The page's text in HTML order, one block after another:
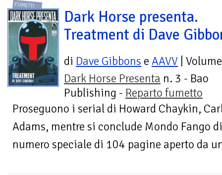
FUMETTI
Dark Horse presenta.
Treatment di Dave
di Dave Gibbons e AAVV | Volume
Dark Horse Presenta n. 3 - Bao
Publishing - Reparto fumetto
Proseguono i serial di Howard Chaykin,
Adams, mentre si conclude Mondo Fango
numero speciale di 104 pagine aperto da